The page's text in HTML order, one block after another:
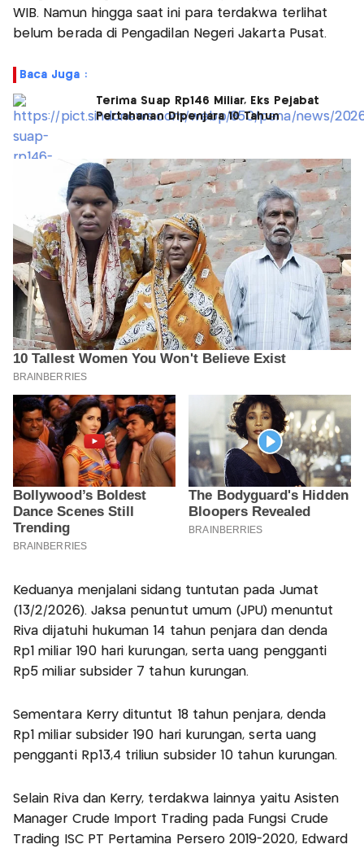
WIB. Namun hingga saat ini para terdakwa terlihat
belum berada di Pengadilan Negeri Jakarta Pusat.
Baca Juga :
Terima Suap Rp146 Miliar, Eks Pejabat
Pertahanan Dipenjara 10 Tahun
Keduanya menjalani sidang tuntutan pada Jumat
(13/2/2026). Jaksa penuntut umum (JPU) menuntut
Riva dijatuhi hukuman 14 tahun penjara dan denda
Rp1 miliar 190 hari kurungan, serta uang pengganti
Rp5 miliar subsider 7 tahun kurungan.
Sementara Kerry dituntut 18 tahun penjara, denda
Rp1 miliar subsider 190 hari kurungan, serta uang
pengganti Rp13,4 triliun subsider 10 tahun kurungan.
Selain Riva dan Kerry, terdakwa lainnya yaitu Asisten
Manager Crude Import Trading pada Fungsi Crude
Trading ISC PT Pertamina Persero 2019-2020, Edward